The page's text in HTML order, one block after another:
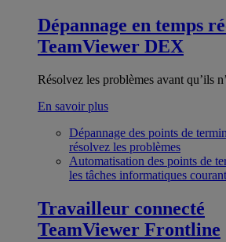
Dépannage en temps
TeamViewer DEX
Résolvez les problèmes avant qu’ils
En savoir plus
Dépannage des points de
résolvez les problèmes
Automatisation des points de
les tâches informatiques
Travailleur connecté
TeamViewer Frontline